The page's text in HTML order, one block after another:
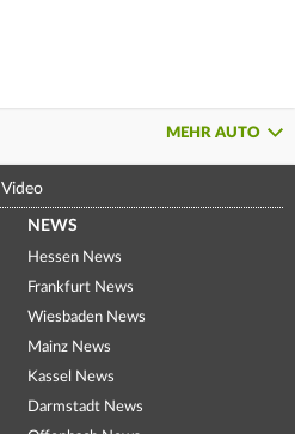
MEHR AUTO
Video
NEWS
Hessen News
Frankfurt News
Wiesbaden News
Mainz News
Kassel News
Darmstadt News